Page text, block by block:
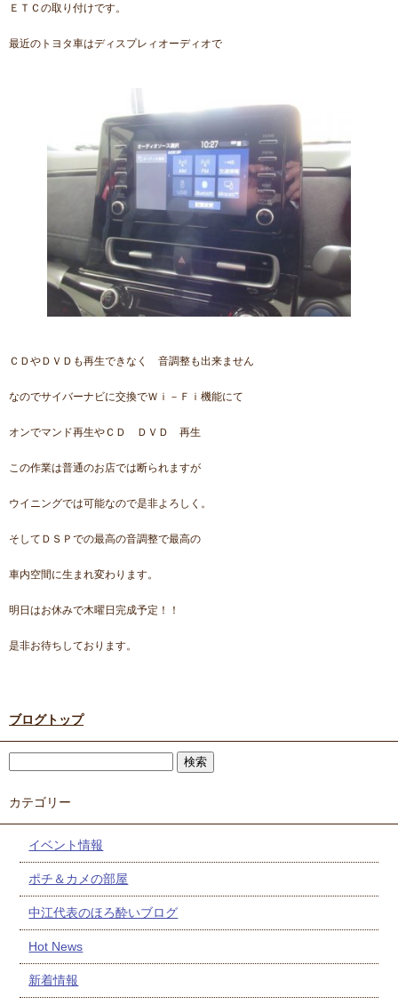
ＥＴＣの取り付けです。
最近のトヨタ車はディスプレィオーディオで
ＣＤやＤＶＤも再生できなく 音調整も出来ません
なのでサイバーナビに交換でＷｉ－Ｆｉ機能にて
オンでマンド再生やＣＤ ＤＶＤ 再生
この作業は普通のお店では断られますが
ウイニングでは可能なので是非よろしく。
そしてＤＳＰでの最高の音調整で最高の
車内空間に生まれ変わります。
明日はお休みで木曜日完成予定！！
是非お待ちしております。
ブログトップ
カテゴリー
イベント情報
ポチ＆カメの部屋
中江代表のほろ酔いブログ
Hot News
新着情報